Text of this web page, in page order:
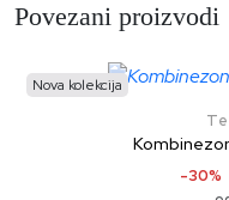
Povezani proizvodi
Nova kolekcija
-30%